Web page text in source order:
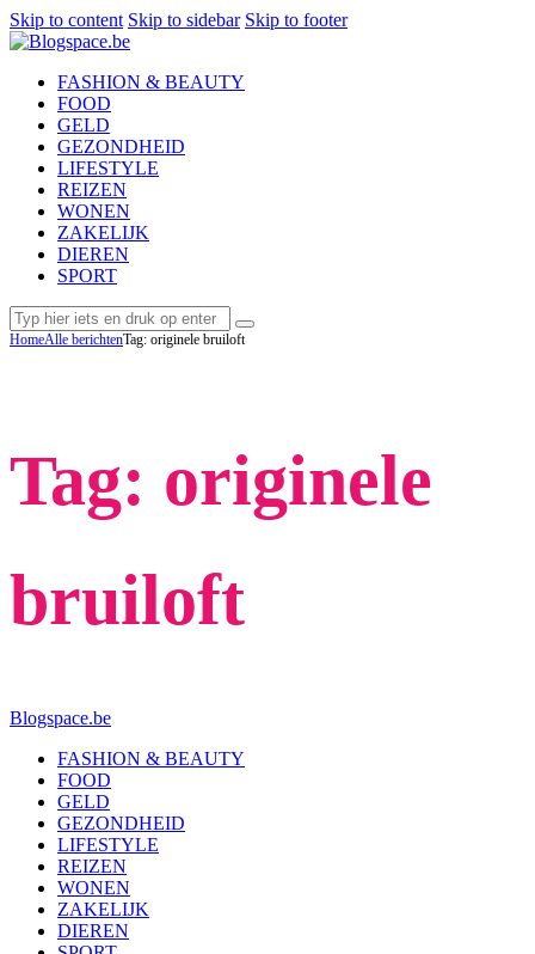
Skip to content Skip to sidebar Skip to footer
FASHION & BEAUTY
FOOD
GELD
GEZONDHEID
LIFESTYLE
REIZEN
WONEN
ZAKELIJK
DIEREN
SPORT
Tag: originele
bruiloft
HomeAlle berichtenTag: originele bruiloft
Blogspace.be
FASHION & BEAUTY
FOOD
GELD
GEZONDHEID
LIFESTYLE
REIZEN
WONEN
ZAKELIJK
DIEREN